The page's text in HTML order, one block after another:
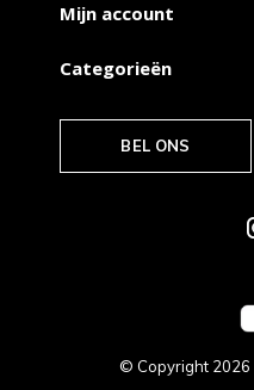
Mijn account
Categorieën
BEL ONS
© Copyright 2026